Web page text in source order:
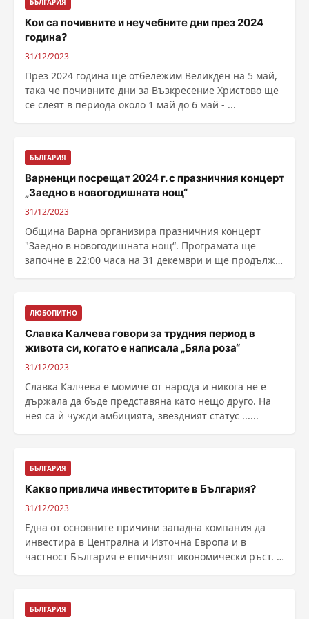
БЪЛГАРИЯ
Кои са почивните и неучебните дни през 2024
година?
31/12/2023
През 2024 година ще отбележим Великден на 5 май,
така че почивните дни за Възкресение Христово ще
се слеят в периода около 1 май до 6 май - ...
БЪЛГАРИЯ
Варненци посрещат 2024 г. с празничния концерт
„Заедно в новогодишната нощ“
31/12/2023
Община Варна организира празничния концерт
"Заедно в новогодишната нощ“. Програмата ще
започне в 22:00 часа на 31 декември и ще продължи
ЛЮБОПИТНО
Славка Калчева говори за трудния период в
живота си, когато е написала „Бяла роза“
31/12/2023
Славка Калчева е момиче от народа и никога не е
държала да бъде представяна като нещо друго. На
нея са ѝ чужди амбицията, звездният статус ......
БЪЛГАРИЯ
Какво привлича инвеститорите в България?
31/12/2023
Една от основните причини западна компания да
инвестира в Централна и Източна Европа и в
частност България е епичният икономически ръст. В
БЪЛГАРИЯ